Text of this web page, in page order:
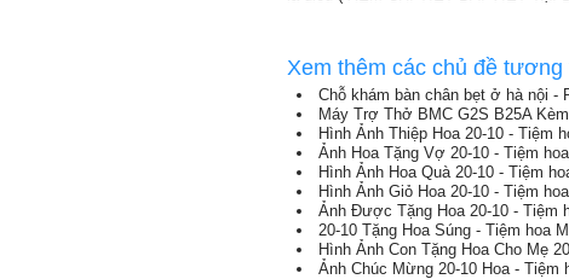
Xem thêm các chủ đề tương
Chỗ khám bàn chân bẹt ở hà nội -
Máy Trợ Thở BMC G2S B25A
Hình Ảnh Thiệp Hoa 20-10 - Tiệm
Ảnh Hoa Tặng Vợ 20-10 - Tiệm
Hình Ảnh Hoa Quà 20-10 - Tiệm
Hình Ảnh Giỏ Hoa 20-10 - Tiệm
Ảnh Được Tặng Hoa 20-10 - Tiệm
20-10 Tặng Hoa Súng - Tiệm hoa
Hình Ảnh Con Tặng Hoa Cho Mẹ
Ảnh Chúc Mừng 20-10 Hoa - Tiệm